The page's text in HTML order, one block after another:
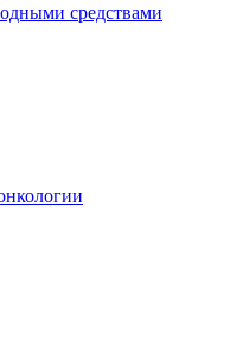
средствами